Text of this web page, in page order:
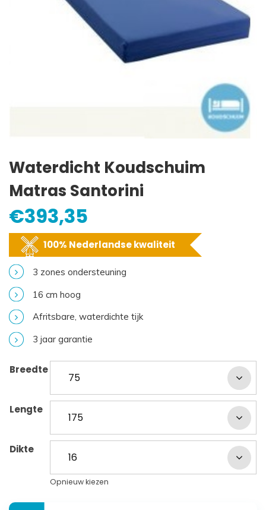
Waterdicht Koudschuim
Matras Santorini
€393,35
100% Nederlandse kwaliteit
3 zones ondersteuning
16 cm hoog
Afritsbare, waterdichte tijk
3 jaar garantie
Breedte
Lengte
Dikte
Opnieuw kiezen